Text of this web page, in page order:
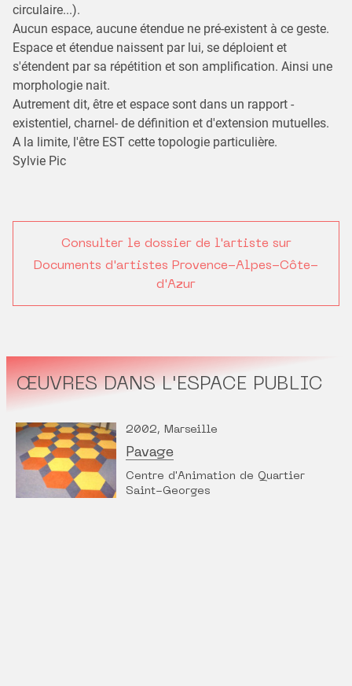
circulaire...).
Aucun espace, aucune étendue ne pré-existent à ce geste.
Espace et étendue naissent par lui, se déploient et
s'étendent par sa répétition et son amplification. Ainsi une
morphologie nait.
Autrement dit, être et espace sont dans un rapport -
existentiel, charnel- de définition et d'extension mutuelles.
A la limite, l'être EST cette topologie particulière.
Sylvie Pic
Consulter le dossier de l'artiste sur
Documents d'artistes Provence-Alpes-Côte-
d'Azur
ŒUVRES DANS L'ESPACE PUBLIC
2002, Marseille
Pavage
Centre d'Animation de Quartier
Saint-Georges